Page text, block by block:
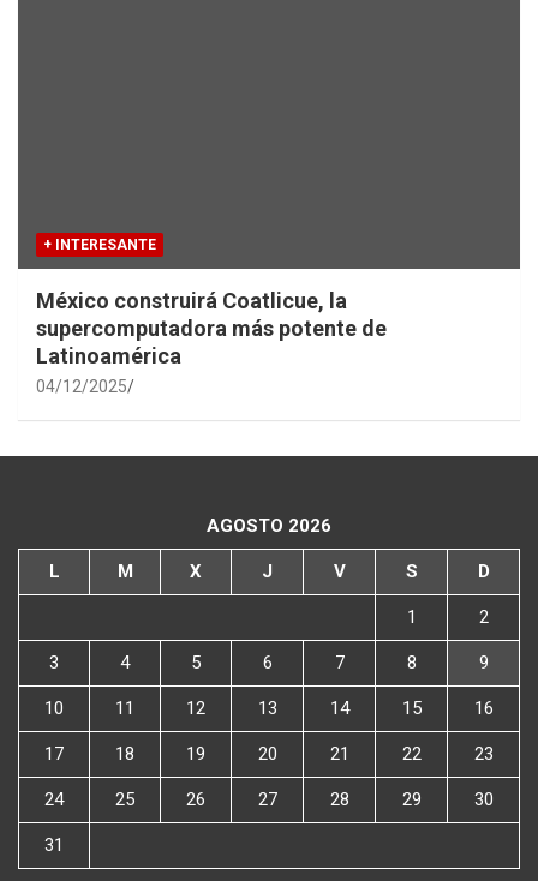
+ INTERESANTE
México construirá Coatlicue, la
supercomputadora más potente de
Latinoamérica
04/12/2025
AGOSTO 2026
L M X J V S D
1 2
3 4 5 6 7 8 9
10 11 12 13 14 15 16
17 18 19 20 21 22 23
24 25 26 27 28 29 30
31